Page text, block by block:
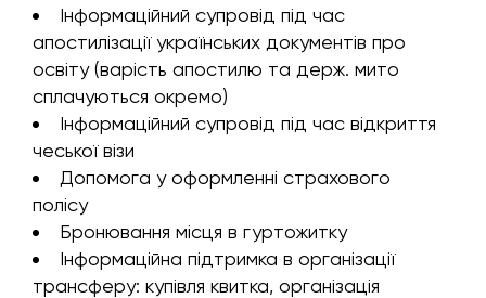
Інформаційний супровід під час
апостилізації українських документів про
освіту (варість апостилю та держ. мито
сплачуються окремо)
Інформаційний супровід під час відкриття
чеської візи
Допомога у оформленні страхового
полісу
Бронювання місця в гуртожитку
Інформаційна підтримка в організації
трансферу: купівля квитка, організація